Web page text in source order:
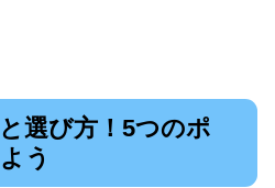
選び方！5つのポ
う